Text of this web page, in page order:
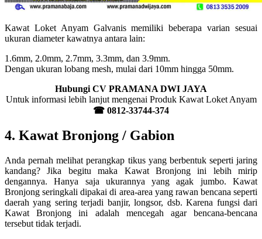
Kawat Loket Anyam Galvanis memiliki beberapa varian sesuai
ukuran diameter kawatnya antara lain:
1.6mm, 2.0mm, 2.7mm, 3.3mm, dan 3.9mm.
Dengan ukuran lobang mesh, mulai dari 10mm hingga 50mm.
Hubungi CV PRAMANA DWI JAYA
Untuk informasi lebih lanjut mengenai Produk Kawat Loket Anyam
☎ 0812-33744-374
4. Kawat Bronjong / Gabion
Anda pernah melihat perangkap tikus yang berbentuk seperti jaring
kandang? Jika begitu maka Kawat Bronjong ini lebih mirip
dengannya. Hanya saja ukurannya yang agak jumbo. Kawat
Bronjong seringkali dipakai di area-area yang rawan bencana seperti
daerah yang sering terjadi banjir, longsor, dsb. Karena fungsi dari
Kawat Bronjong ini adalah mencegah agar bencana-bencana
tersebut tidak terjadi.